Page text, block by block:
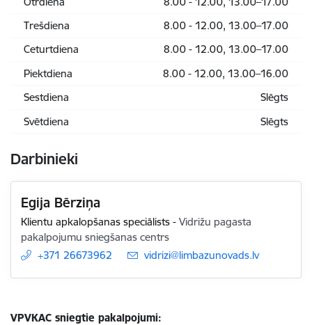
Trešdiena
8.00 - 12.00, 13.00–17.00
Ceturtdiena
8.00 - 12.00, 13.00–17.00
Piektdiena
8.00 - 12.00, 13.00–16.00
Sestdiena
Slēgts
Svētdiena
Slēgts
Darbinieki
Egija Bērziņa
Klientu apkalopšanas speciālists -Vidrižu pagasta
pakalpojumu sniegšanas centrs
+371 26673962
E-pasts:
vidrizi@limbazunovads.lv
VPVKAC sniegtie pakalpojumi: